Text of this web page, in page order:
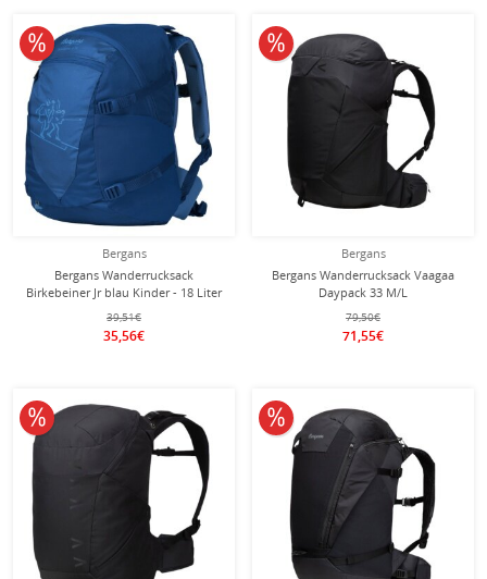
Bergans
Bergans Wanderrucksack
Birkebeiner Jr blau Kinder - 18 Liter
39,51€
35,56€
10% reduziert
Bergans
Bergans Wanderrucksack Vaagaa
Daypack 33 M/L
schwarz/dunkelgrau 33 Liter
79,50€
71,55€
10% reduziert
10% reduziert 10% reduziert